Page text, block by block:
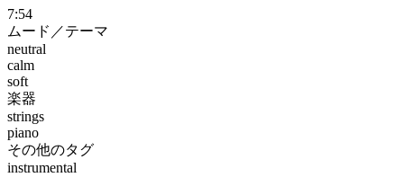
7:54
ムード／テーマ
neutral
calm
soft
楽器
strings
piano
その他のタグ
instrumental